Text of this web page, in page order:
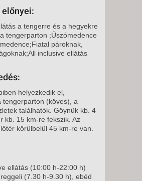
a tengerre és a hegyekre
tengerparton ;Úszómedence
pároknak,
inclusive ellátás
helyezkedik el,
tengerparton (köves), a
találhatók. Göynük kb. 4
kb. 15 km-re fekszik. Az
körülbelül 45 km-re van.
ellátás (10:00 h-22:00 h)
(7.30 h-9.30 h), ebéd